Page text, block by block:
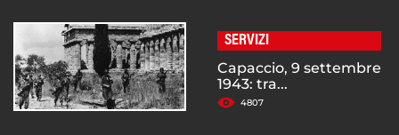
SERVIZI
Capaccio, 9 settembre
1943: tra...
4807